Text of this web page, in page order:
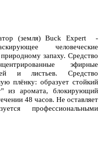
(земля) Buck Expert -
человеческие
запаху.Средство
эфирные
и листьев. Средство
плёнку: образует стойкий
из аромата, блокирующий
48 часов. Не оставляет
профессиональными